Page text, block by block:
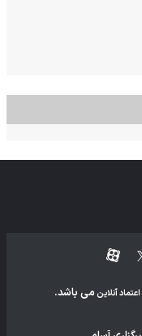
اعتماد آنلاین می باشد.